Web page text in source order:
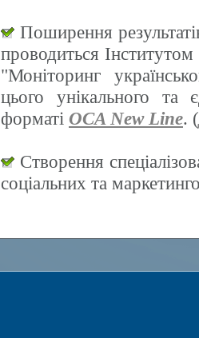
Поширення
проводиться Інститутом
"Моніторинг
цього унікального та
форматі OCA New Line. (
Створення
соціальних та